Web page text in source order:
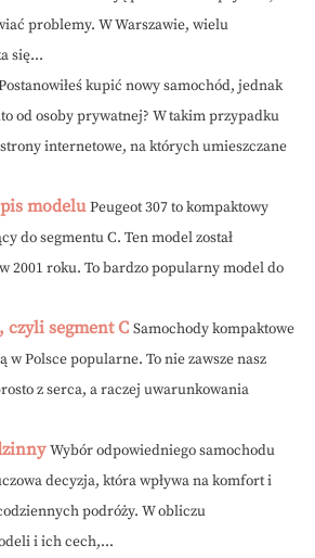
problemy. W Warszawie, wielu
się...
kupić nowy samochód, jednak
od osoby prywatnej? W takim przypadku
internetowe, na których umieszczane
modelu Peugeot 307 to kompaktowy
do segmentu C. Ten model został
2001 roku. To bardzo popularny model do
czyli segment C Samochody kompaktowe
w Polsce popularne. To nie zawsze nasz
z serca, a raczej uwarunkowania
Wybór odpowiedniego samochodu
decyzja, która wpływa na komfort i
podróży. W obliczu
i ich cech,...